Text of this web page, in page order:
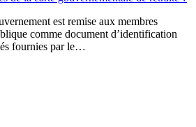
est remise aux membres
comme document d’identification
fournies par le…